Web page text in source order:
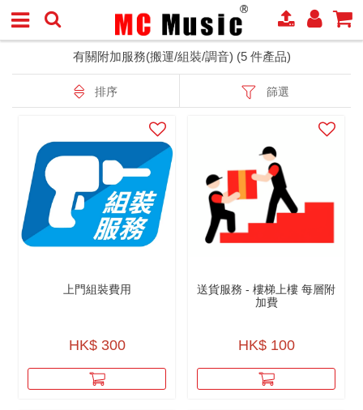
有關附加服務(搬運/組裝/調音) (5 件產品)
排序 篩選
上門組裝費用
HK$ 300
送貨服務 - 樓梯上樓 每層附
加費
HK$ 100